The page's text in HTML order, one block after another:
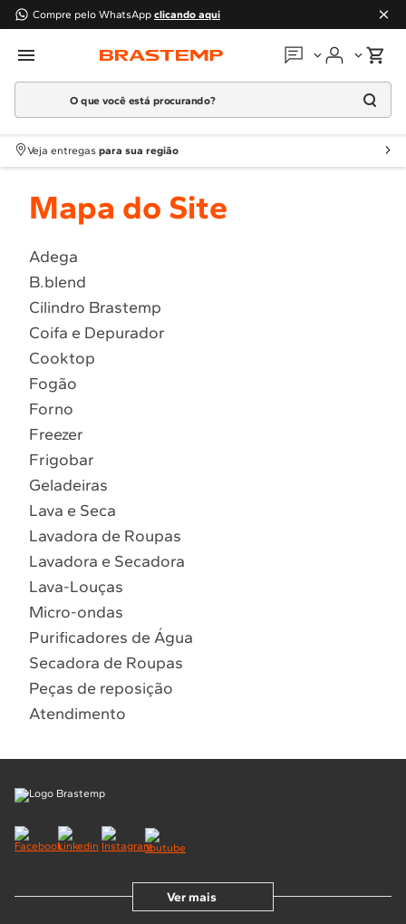
Compre pelo WhatsApp clicando aqui
Em que podemos
Atendimento Brastemp
Localizar assistência técnica
O que você está procurando?
Termos mais buscados
1º Geladeira
2
Fogao
4 º Lava Louça
5 º Cooktop
6º Microondas Brastemp
7º Forno
8º Embutir
9º Lava Seca
Veja entregas para sua região
Mapa do Site
Adega
B.blend
Cilindro Brastemp
Coifa e Depurador
Cooktop
Fogão
Forno
Freezer
Frigobar
Geladeiras
Lava e Seca
Lavadora de Roupas
Lavadora e Secadora
Lava-Louças
Micro-ondas
Purificadores de Água
Secadora de Roupas
Peças de reposição
Atendimento
Ver mais